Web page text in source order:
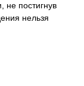
не постигнув
нельзя